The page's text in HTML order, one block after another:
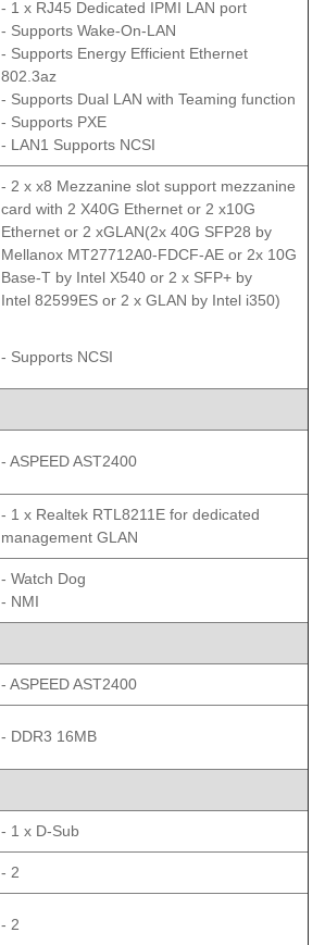
- 1 x RJ45 Dedicated IPMI LAN port
- Supports Wake-On-LAN
- Supports Energy Efficient Ethernet
802.3az
- Supports Dual LAN with Teaming function
- Supports PXE
- LAN1 Supports NCSI
- 2 x x8 Mezzanine slot support mezzanine
card with 2 X40G Ethernet or 2 x10G
Ethernet or 2 xGLAN(2x 40G SFP28 by
Mellanox MT27712A0-FDCF-AE or 2x 10G
Base-T by Intel X540 or 2 x SFP+ by
Intel 82599ES or 2 x GLAN by Intel i350)
- Supports NCSI
- ASPEED AST2400
- 1 x Realtek RTL8211E for dedicated
management GLAN
- Watch Dog
- NMI
- ASPEED AST2400
- DDR3 16MB
- 1 x D-Sub
- 2
- 2